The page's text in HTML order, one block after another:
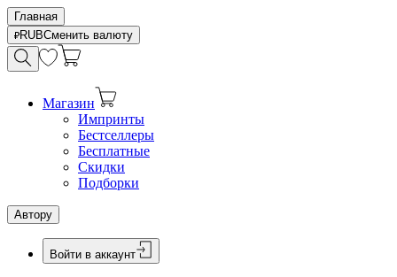
Главная
RUBСменить валюту
Магазин
Импринты
Бестселлеры
Бесплатные
Скидки
Подборки
Автору
Войти в аккаунт